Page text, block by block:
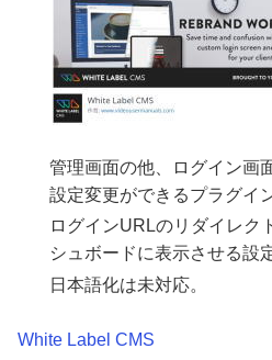
管理画面の他、ログイン画
設定変更ができるプラグイ
ログインURLのリダイレク
シュボードに表示させる設
日本語化は未対応。
White Label CMS